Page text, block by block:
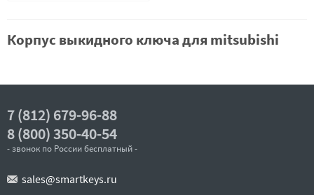
Корпус выкидного ключа для mitsubishi
7 (812) 679-96-88
8 (800) 350-40-54
- звонок по России бесплатный -
sales@smartkeys.ru